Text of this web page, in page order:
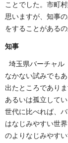
ことでした。市町
思いますが、知事
をすることがある
知事
埼玉県バーチャル
なかない試みでも
出たところであり
あるいは孤立して
世代に比べれば、
はなじみやすい世
のよりなじみやす